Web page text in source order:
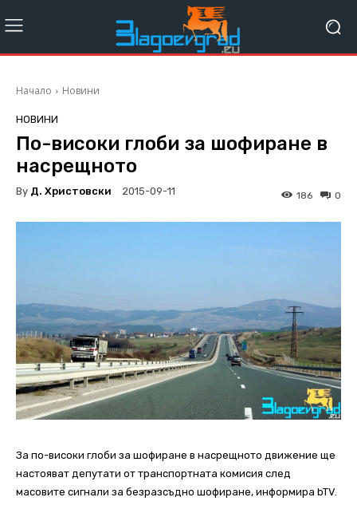
Начало Новини
НОВИНИ
По-високи глоби за шофиране в
насрещното
By Д. Христовски 2015-09-11 0
186
За по-високи глоби за шофиране в насрещното движение ще
настояват депутати от транспортната комисия след
масовите сигнали за безразсъдно шофиране, информира bTV.